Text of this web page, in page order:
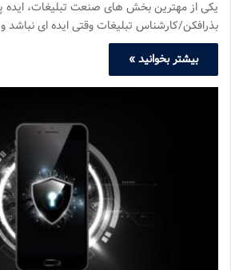
یکی از مهترین بخش های صنعت تبلیغات، ایده
بذرافکن/کارشناس تبلیغات وقتی ایده ای نباشد
بیشتر بخوانید »